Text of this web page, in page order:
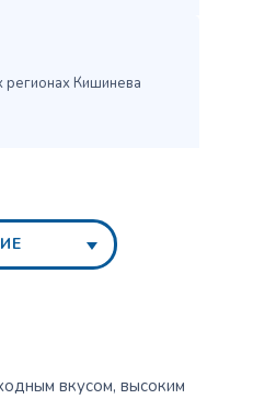
регионах Кишинева
вкусом, высоким